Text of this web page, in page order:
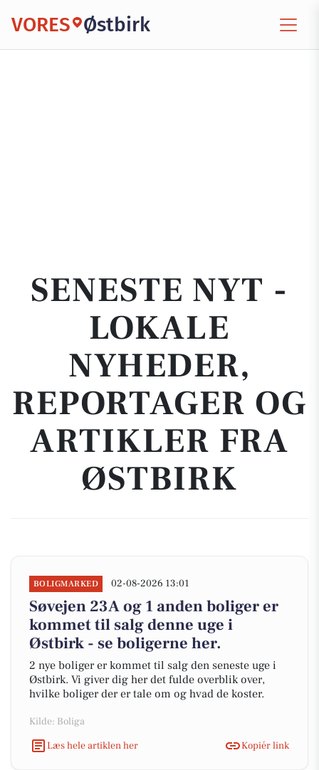
VORES Østbirk
SENESTE NYT -
LOKALE
NYHEDER,
REPORTAGER OG
ARTIKLER FRA
ØSTBIRK
BOLIGMARKED 02-08-2026 13:01
Søvejen 23A og 1 anden boliger er
kommet til salg denne uge i
Østbirk - se boligerne her.
2 nye boliger er kommet til salg den seneste uge i
Østbirk. Vi giver dig her det fulde overblik over,
hvilke boliger der er tale om og hvad de koster.
Kilde: Boliga
Læs hele artiklen her
Kopiér link